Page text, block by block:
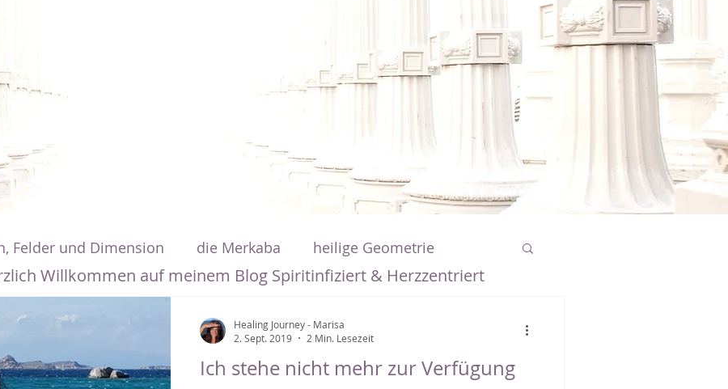
an, um Termine
rechtzeitig zu erfahren.
über kostenlose
informiert und hin und
zum Download.
Felder und Dimension die Merkaba heilige Geometrie
Nachrichten von Marisa
Musik und Meditation Homepage, Info, Facebook
Ich stehe nicht mehr zur Verfügung
Healing Journey - Marisa
2. Sept. 2019
2 Min. Lesezeit
Willkommen auf meinem Blog Spiritinfiziert & Herzzentriert